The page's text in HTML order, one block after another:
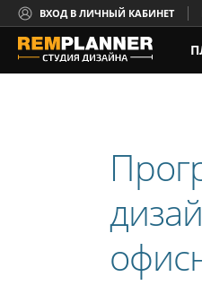
ВХОД В ЛИЧНЫЙ КАБИНЕТ